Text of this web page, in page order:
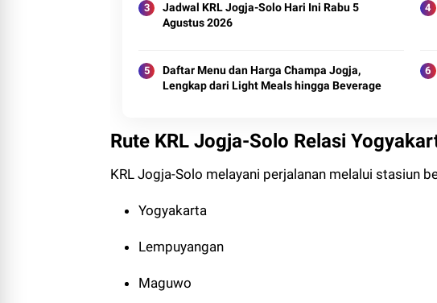
Jadwal KRL Jogja-Solo Hari Ini Rabu 5
Agustus 2026
Daftar Menu dan Harga Champa Jogja,
Lengkap dari Light Meals hingga Beverage
Rute KRL Jogja-Solo Relasi
KRL Jogja-Solo melayani perjalanan melalui stasiun
Yogyakarta
Lempuyangan
Maguwo